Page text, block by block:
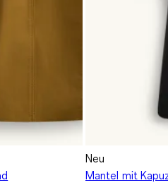
Neu
Mantel mit